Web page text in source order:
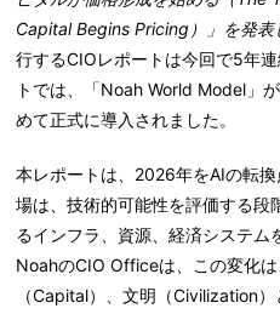
Capital Begins Pricing）」を発表
行するCIOレポートは今回で5年
トでは、「Noah World Model」
めて正式に導入されました。
本レポートは、2026年をAIの転
場は、技術的可能性を評価する段
るインフラ、資源、経済システム
NoahのCIO Officeは、この変化
（Capital）、文明（Civilization）